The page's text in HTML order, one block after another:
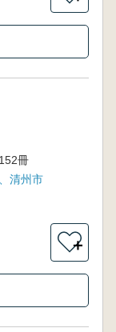
冊
清州市
＋